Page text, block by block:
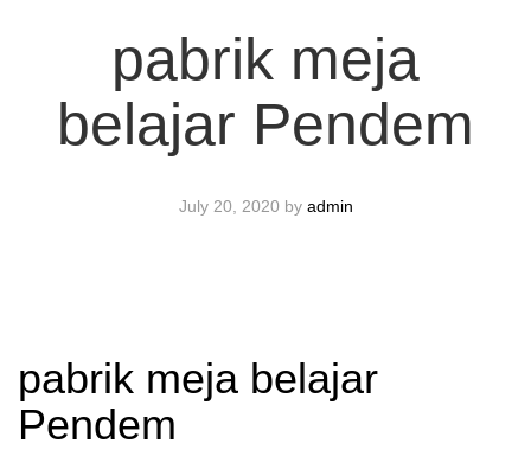
pabrik meja
belajar Pendem
July 20, 2020 by admin
pabrik meja belajar
Pendem